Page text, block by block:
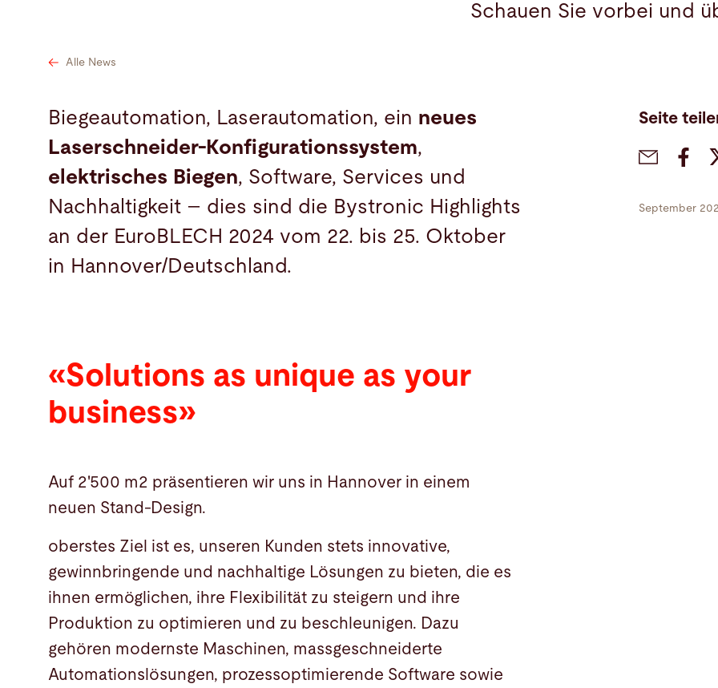
Schauen Sie vorbei und
Alle News
Biegeautomation, Laserautomation, ein neues
Laserschneider-Konfigurationssystem,
elektrisches Biegen, Software, Services und
Nachhaltigkeit – dies sind die Bystronic Highlights
an der EuroBLECH 2024 vom 22. bis 25. Oktober
in Hannover/Deutschland.
«Solutions as unique as your
business»
Auf 2'500 m2 präsentieren wir uns in Hannover in einem
neuen Stand-Design.
oberstes Ziel ist es, unseren Kunden stets innovative,
gewinnbringende und nachhaltige Lösungen zu bieten, die es
ihnen ermöglichen, ihre Flexibilität zu steigern und ihre
Produktion zu optimieren und zu beschleunigen. Dazu
gehören modernste Maschinen, massgeschneiderte
Automationslösungen, prozessoptimierende Software sowie
Seite
September